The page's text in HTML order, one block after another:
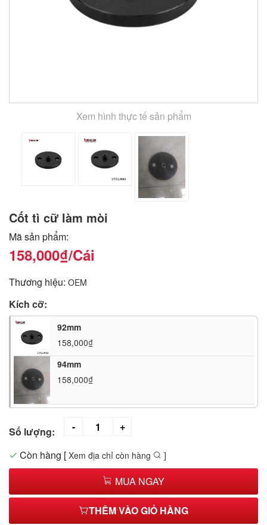
Xem hình thực tế sản phẩm
Cốt tì cữ làm mòi
Mã sản phẩm:
158,000₫/Cái
Thương hiệu: OEM
Kích cỡ:
92mm
158,000₫
94mm
158,000₫
Số lượng:
Còn hàng [ Xem địa chỉ còn hàng ]
MUA NGAY
THÊM VÀO GIỎ HÀNG